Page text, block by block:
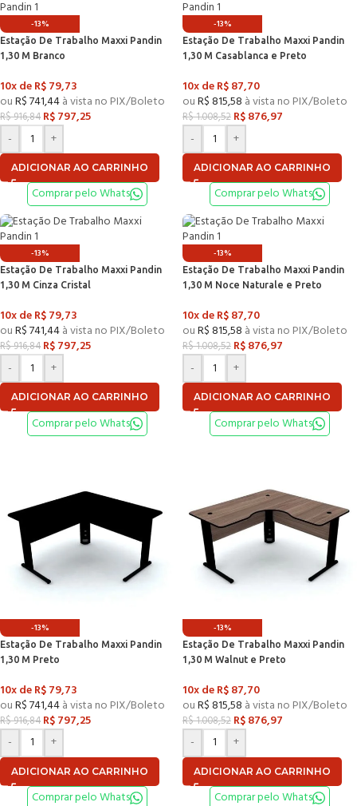
-13%
Estação De Trabalho Maxxi Pandin
1,30 M Branco
10x deR$79,73
ouR$741,44à vista no PIX/Boleto
R$916,84 R$797,25
-
+
ADICIONAR AO CARRINHO
Comprar pelo Whats
-13%
Estação De Trabalho Maxxi Pandin
1,30 M Casablanca e Preto
10x deR$87,70
ouR$815,58 à vista no PIX/Boleto
R$1.008,52 R$876,97
-
+
ADICIONAR AO CARRINHO
Comprar pelo Whats
-13%
Estação De Trabalho Maxxi Pandin
1,30 M Cinza Cristal
10x deR$79,73
ouR$741,44à vista no PIX/Boleto
R$916,84 R$797,25
-
+
ADICIONAR AO CARRINHO
Comprar pelo Whats
-13%
Estação De Trabalho Maxxi Pandin
1,30 M Noce Naturale e Preto
10x deR$87,70
ouR$815,58 à vista no PIX/Boleto
R$1.008,52 R$876,97
-
+
ADICIONAR AO CARRINHO
Comprar pelo Whats
-13%
Estação De Trabalho Maxxi Pandin
1,30 M Preto
10x deR$79,73
ouR$741,44à vista no PIX/Boleto
R$916,84 R$797,25
-
+
ADICIONAR AO CARRINHO
Comprar pelo Whats
-13%
Estação De Trabalho Maxxi Pandin
1,30 M Walnut e Preto
10x deR$87,70
ouR$815,58 à vista no PIX/Boleto
R$1.008,52 R$876,97
-
+
ADICIONAR AO CARRINHO
Comprar pelo Whats